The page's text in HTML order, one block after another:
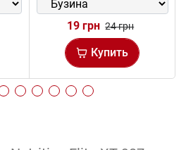
19 грн 24 грн
Купить